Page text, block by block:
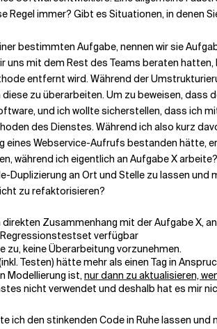
Regel immer? Gibt es Situationen, in denen
bestimmten Aufgabe, nennen wir sie
uns mit dem Rest des Teams beraten
entfernt wird. Während der
zu überarbeiten. Um zu beweisen,
und ich wollte sicherstellen, dass ich
des Dienstes. Während ich also kurz
eines Webservice-Aufrufs bestanden hätte,
während ich eigentlich an Aufgabe X
Duplizierung an Ort und Stelle zu lassen
zu refaktorisieren?
Zusammenhang mit der Aufgabe X,
verfügbar
zu, keine Überarbeitung vorzunehmen.
Testen) hätte mehr als einen Tag in
Modellierung ist,nur dann zu aktualisieren,
nicht verwendet und deshalb hat es mir
ich den stinkenden Code in Ruhe lassen